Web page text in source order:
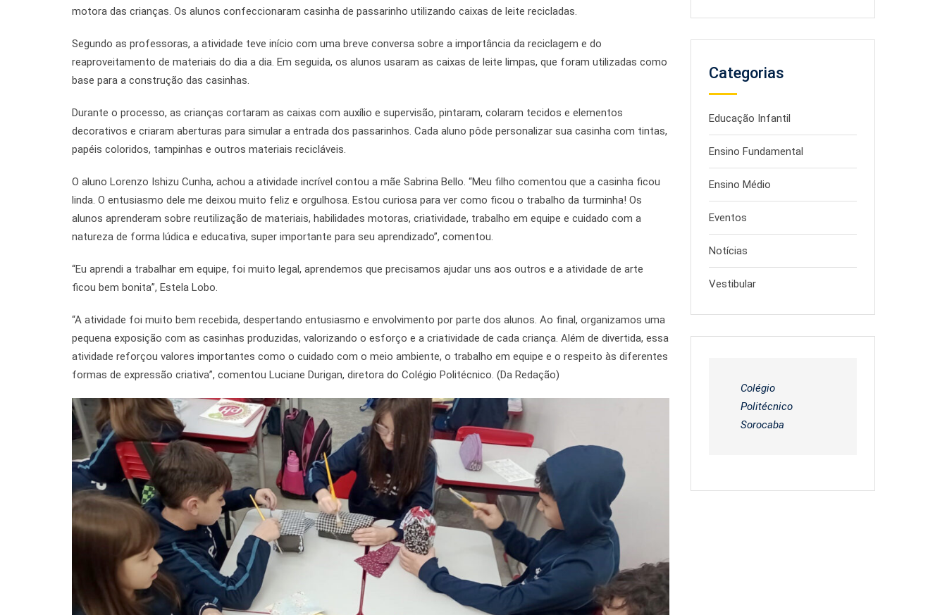
motora das crianças. Os alunos confeccionaram casinha de passarinho utilizando caixas de leite recicladas.
Segundo as professoras, a atividade teve início com uma breve conversa sobre a importância da reciclagem e do
reaproveitamento de materiais do dia a dia. Em seguida, os alunos usaram as caixas de leite limpas, que foram utilizadas como
base para a construção das casinhas.
Durante o processo, as crianças cortaram as caixas com auxílio e supervisão, pintaram, colaram tecidos e elementos
decorativos e criaram aberturas para simular a entrada dos passarinhos. Cada aluno pôde personalizar sua casinha com tintas,
papéis coloridos, tampinhas e outros materiais recicláveis.
O aluno Lorenzo Ishizu Cunha, achou a atividade incrível contou a mãe Sabrina Bello. “Meu filho comentou que a casinha ficou
linda. O entusiasmo dele me deixou muito feliz e orgulhosa. Estou curiosa para ver como ficou o trabalho da turminha! Os
alunos aprenderam sobre reutilização de materiais, habilidades motoras, criatividade, trabalho em equipe e cuidado com a
natureza de forma lúdica e educativa, super importante para seu aprendizado”, comentou.
“Eu aprendi a trabalhar em equipe, foi muito legal, aprendemos que precisamos ajudar uns aos outros e a atividade de arte
ficou bem bonita”, Estela Lobo.
“A atividade foi muito bem recebida, despertando entusiasmo e envolvimento por parte dos alunos. Ao final, organizamos uma
pequena exposição com as casinhas produzidas, valorizando o esforço e a criatividade de cada criança. Além de divertida, essa
atividade reforçou valores importantes como o cuidado com o meio ambiente, o trabalho em equipe e o respeito às diferentes
formas de expressão criativa”, comentou Luciane Durigan, diretora do Colégio Politécnico. (Da Redação)
Categorias
Educação Infantil
Ensino Fundamental
Ensino Médio
Eventos
Notícias
Vestibular
Colégio
Politécnico
Sorocaba